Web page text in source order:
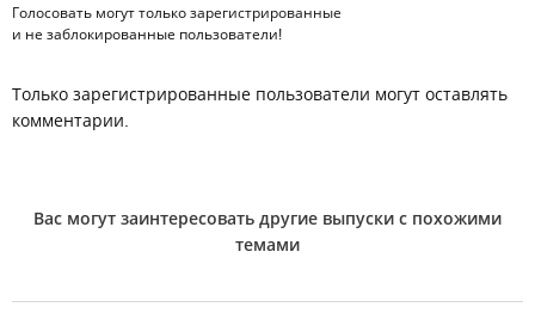
Голосовать могут только зарегистрированные
и не заблокированные пользователи!
Только зарегистрированные пользователи могут оставлять
комментарии.
Вас могут заинтересовать другие выпуски с похожими
темами